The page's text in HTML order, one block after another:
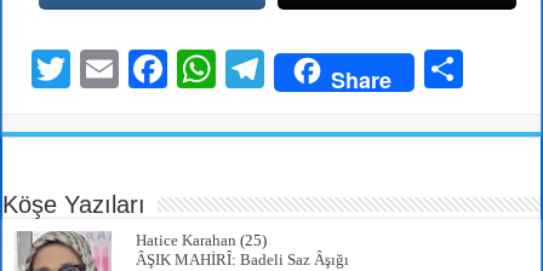
T
tte
r
E
ail
Fa
bo
ok
W
ts
A
pp
Te
gr
a
m
Share
re
Köşe Yazıları
Hatice Karahan (25)
ÂŞIK MAHİRÎ: Badeli Saz Âşığı